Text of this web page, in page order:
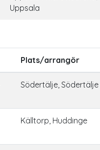
Uppsala
Plats/arrangör
Södertälje, Södertälje
Källtorp, Huddinge